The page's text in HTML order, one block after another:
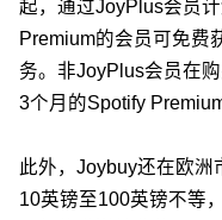
起，通过JoyPlus会员
Premium的会员可免费
务。非JoyPlus会员在
3个月的Spotify
此外，Joybuy还在欧洲
10英镑至100英镑不等